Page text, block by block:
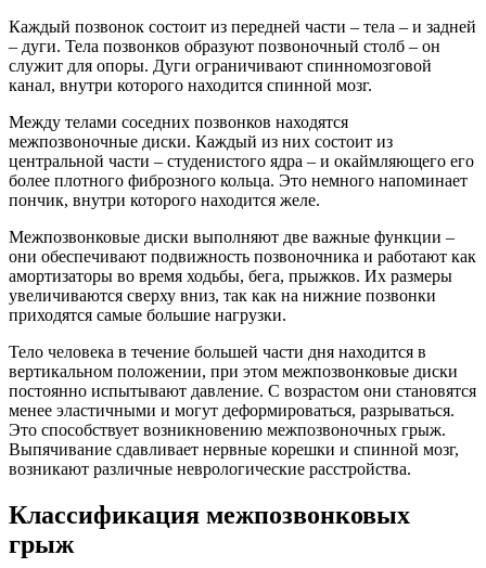
Каждый позвонок состоит из передней части – тела – и задней
– дуги. Тела позвонков образуют позвоночный столб – он
служит для опоры. Дуги ограничивают спинномозговой
канал, внутри которого находится спинной мозг.
Между телами соседних позвонков находятся
межпозвоночные диски. Каждый из них состоит из
центральной части – студенистого ядра – и окаймляющего его
более плотного фиброзного кольца. Это немного напоминает
пончик, внутри которого находится желе.
Межпозвонковые диски выполняют две важные функции –
они обеспечивают подвижность позвоночника и работают как
амортизаторы во время ходьбы, бега, прыжков. Их размеры
увеличиваются сверху вниз, так как на нижние позвонки
приходятся самые большие нагрузки.
Тело человека в течение большей части дня находится в
вертикальном положении, при этом межпозвонковые диски
постоянно испытывают давление. С возрастом они становятся
менее эластичными и могут деформироваться, разрываться.
Это способствует возникновению межпозвоночных грыж.
Выпячивание сдавливает нервные корешки и спинной мозг,
возникают различные неврологические расстройства.
Классификация межпозвонковых
грыж